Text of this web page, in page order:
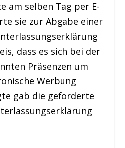
am selben Tag per E-
sie zur Abgabe einer
dass es sich bei der
Präsenzen um
Werbung
gab die geforderte